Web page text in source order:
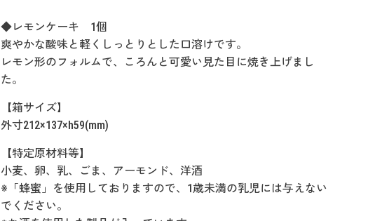
◆レモンケーキ 1個
爽やかな酸味と軽くしっとりとした口溶けです。
レモン形のフォルムで、ころんと可愛い見た目に焼き上げまし
た。
【箱サイズ】
外寸212×137×h59(mm)
【特定原材料等】
小麦、卵、乳、ごま、アーモンド、洋酒
※「蜂蜜」を使用しておりますので、1歳未満の乳児には与えない
でください。